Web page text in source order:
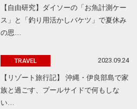
【自由研究】ダイソーの「お魚計測ケー
ス」と「釣り用活かしバケツ」で夏休み
の思…
TRAVEL 2023.09.24
【リゾート旅行記】 沖縄・伊良部島で家
族と過ごす、プールサイドで何もしな
い…